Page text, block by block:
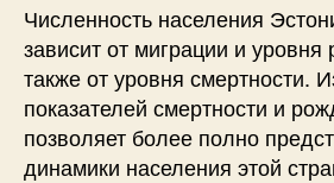
Численность населения
зависит от миграции и
также от уровня смертности.
показателей смертности и
позволяет более полно
динамики населения этой